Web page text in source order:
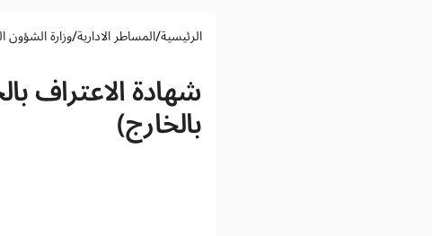
الرئيسية/المساطر الادارية/وزارة الشؤون
شهادة الاعتراف
بالخارج)